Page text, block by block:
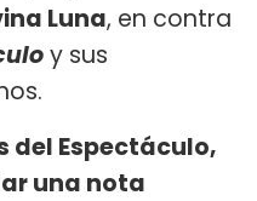
Luna, en contra
y sus
del Espectáculo,
una nota